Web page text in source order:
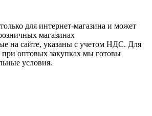
для интернет-магазина и может
магазинах
на сайте, указаны с учетом НДС. Для
при оптовых закупках мы готовы
условия.